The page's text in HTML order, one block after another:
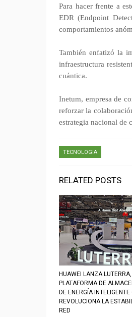
Para hacer frente a
EDR (Endpoint
comportamientos
También enfatizó la
infraestructura
cuántica.
Inetum, empresa de
reforzar la
estrategia nacional de
TECNOLOGIA
RELATED POSTS
HUAWEI LANZA
PLATAFORMA DE
DE ENERGÍA INTELIGENTE
REVOLUCIONA LA
RED